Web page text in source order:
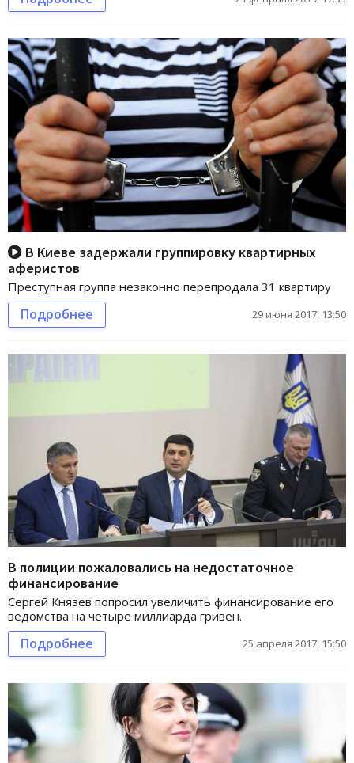
В Киеве задержали группировку квартирных
аферистов
Преступная группа незаконно перепродала 31 квартиру
Подробнее 29 июня 2017, 13:50
В полиции пожаловались на недостаточное
финансирование
Сергей Князев попросил увеличить финансирование его
ведомства на четыре миллиарда гривен.
Подробнее 25 апреля 2017, 15:50